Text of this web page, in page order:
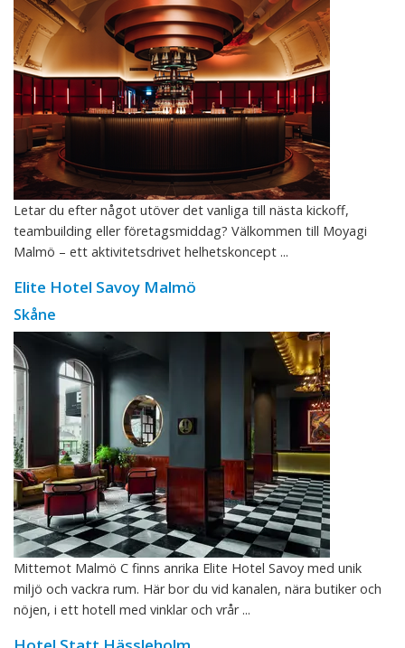
Letar du efter något utöver det vanliga till nästa kickoff,
teambuilding eller företagsmiddag? Välkommen till Moyagi
Malmö – ett aktivitetsdrivet helhetskoncept ...
Elite Hotel Savoy Malmö
Skåne
Mittemot Malmö C finns anrika Elite Hotel Savoy med unik
miljö och vackra rum. Här bor du vid kanalen, nära butiker och
nöjen, i ett hotell med vinklar och vrår ...